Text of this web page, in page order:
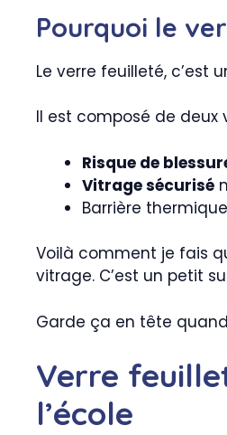
Pourquoi le
Le verre feuilleté, c’est
Il est composé de deux
Risque de
Vitrage sécurisé
Barrière
Voilà comment je fais
vitrage. C’est un petit
Garde ça en tête quand
Verre
l’école